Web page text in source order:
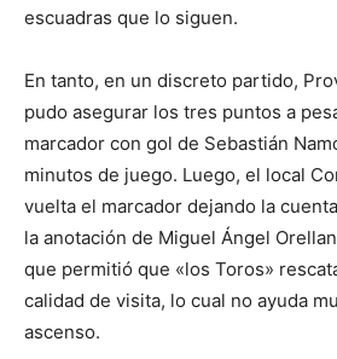
escuadras que lo siguen.
En tanto, en un discreto partido,
pudo asegurar los tres puntos a
marcador con gol de Sebastián
minutos de juego. Luego, el local
vuelta el marcador dejando la
la anotación de Miguel Ángel
que permitió que «los Toros»
calidad de visita, lo cual no ayuda
ascenso.